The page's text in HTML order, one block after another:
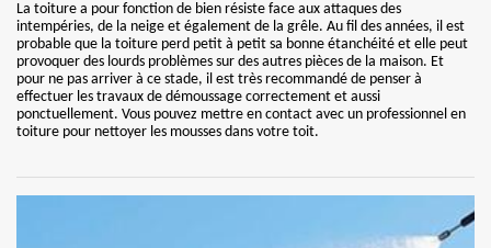
La toiture a pour fonction de bien résiste face aux attaques des
intempéries, de la neige et également de la grêle. Au fil des années, il est
probable que la toiture perd petit à petit sa bonne étanchéité et elle peut
provoquer des lourds problèmes sur des autres pièces de la maison. Et
pour ne pas arriver à ce stade, il est très recommandé de penser à
effectuer les travaux de démoussage correctement et aussi
ponctuellement. Vous pouvez mettre en contact avec un professionnel en
toiture pour nettoyer les mousses dans votre toit.